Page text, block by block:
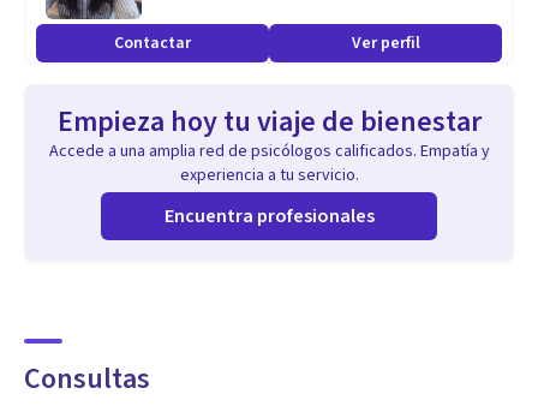
Especialidad
Ansiedad.
Duelo.
Trastornos de Conducta Alimentaria.
Adicciones.
Contactar Ver perfil
Empieza hoy tu viaje de bienestar
Accede a una amplia red de psicólogos calificados. Empatía y
experiencia a tu servicio.
Encuentra profesionales
Consultas